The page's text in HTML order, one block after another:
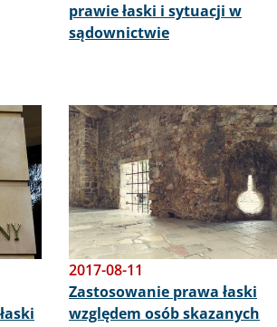
prawie łaski i sytuacji w
sądownictwie
Obraz
2017-08-11
Zastosowanie prawa łaski
względem osób skazanych